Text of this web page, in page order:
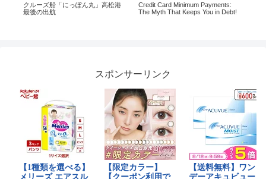
クルーズ船「にっぽん丸」高松港
最後の出航
Credit Card Minimum Payments:
The Myth That Keeps You in Debt!
スポンサーリンク